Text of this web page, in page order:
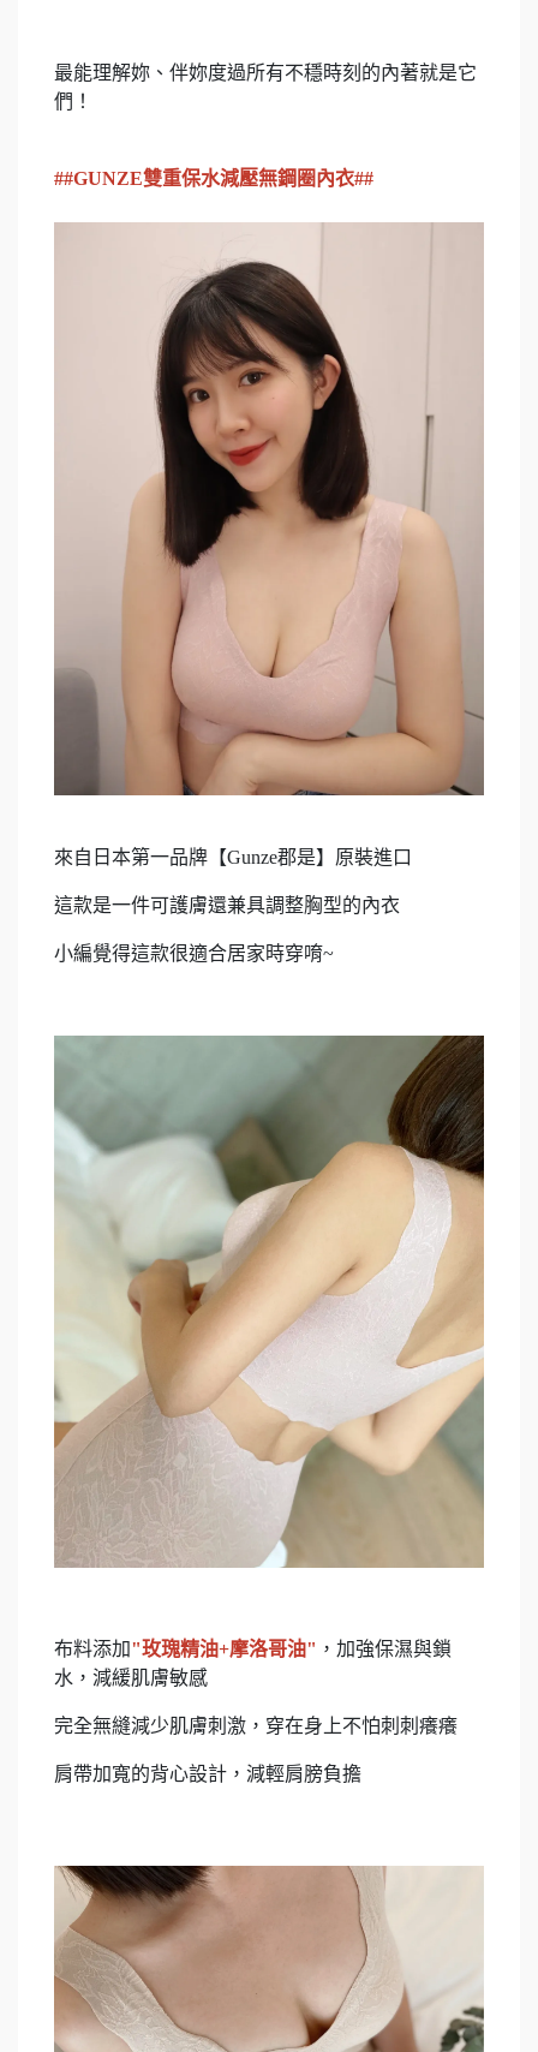
最能理解妳、伴妳度過所有不穩時刻的內著就是它
們！
##GUNZE雙重保水減壓無鋼圈內衣##
來自日本第一品牌【Gunze郡是】原裝進口
這款是一件可護膚還兼具調整胸型的內衣
小編覺得這款很適合居家時穿唷~
布料添加"玫瑰精油+摩洛哥油" ，加強保濕與鎖
水，減緩肌膚敏感
完全無縫減少肌膚刺激，穿在身上不怕刺刺癢癢
肩帶加寬的背心設計，減輕肩膀負擔